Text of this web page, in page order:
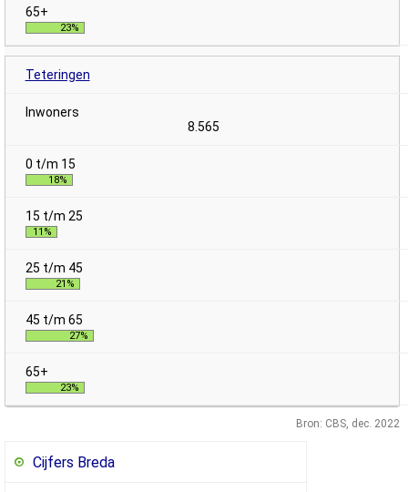
23%
Teteringen
8.565
18%
11%
21%
27%
23%
Bron: CBS, dec. 2022
Cijfers Breda